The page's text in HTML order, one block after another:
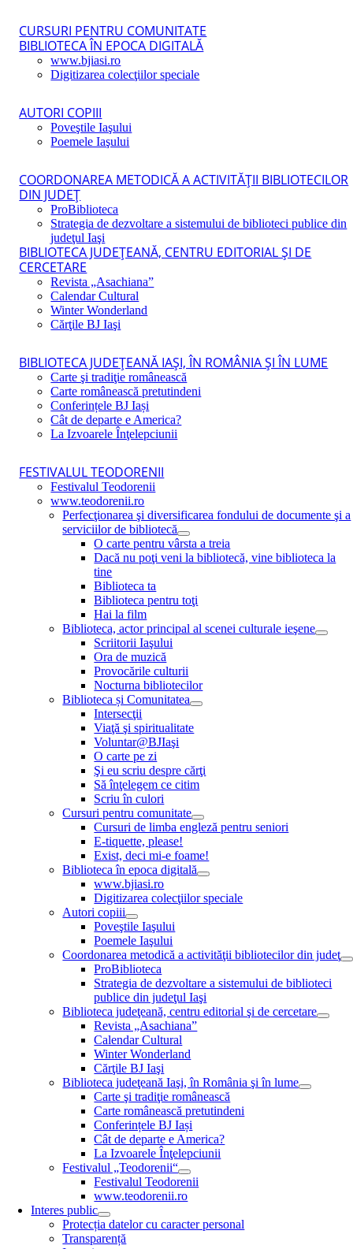
CURSURI PENTRU COMUNITATE
BIBLIOTECA ÎN EPOCA DIGITALĂ
www.bjiasi.ro
Digitizarea colecţiilor speciale
AUTORI COPIII
Poveştile Iaşului
Poemele Iaşului
COORDONAREA METODICĂ A ACTIVITĂŢII BIBLIOTECILOR
DIN JUDEŢ
ProBiblioteca
Strategia de dezvoltare a sistemului de biblioteci publice din
judeţul Iaşi
BIBLIOTECA JUDEŢEANĂ, CENTRU EDITORIAL ŞI DE
CERCETARE
Revista „Asachiana”
Calendar Cultural
Winter Wonderland
Cărţile BJ Iaşi
BIBLIOTECA JUDEŢEANĂ IAŞI, ÎN ROMÂNIA ŞI ÎN LUME
Carte şi tradiţie românească
Carte românească pretutindeni
Conferințele BJ Iași
Cât de departe e America?
La Izvoarele Înţelepciunii
FESTIVALUL TEODORENII
Festivalul Teodorenii
www.teodorenii.ro
Perfecţionarea şi diversificarea fondului de documente şi a
serviciilor de bibliotecă
O carte pentru vârsta a treia
Dacă nu poţi veni la bibliotecă, vine biblioteca la
tine
Biblioteca ta
Biblioteca pentru toţi
Hai la film
Biblioteca, actor principal al scenei culturale ieşene
Scriitorii Iaşului
Ora de muzică
Provocările culturii
Nocturna bibliotecilor
Biblioteca și Comunitatea
Intersecţii
Viaţă şi spiritualitate
Voluntar@BJIaşi
O carte pe zi
Şi eu scriu despre cărţi
Să înţelegem ce citim
Scriu în culori
Cursuri pentru comunitate
Cursuri de limba engleză pentru seniori
E-tiquette, please!
Exist, deci mi-e foame!
Biblioteca în epoca digitală
www.bjiasi.ro
Digitizarea colecţiilor speciale
Autori copiii
Poveştile Iaşului
Poemele Iaşului
Coordonarea metodică a activităţii bibliotecilor din judeţ
ProBiblioteca
Strategia de dezvoltare a sistemului de biblioteci
publice din judeţul Iaşi
Biblioteca judeţeană, centru editorial şi de cercetare
Revista „Asachiana”
Calendar Cultural
Winter Wonderland
Cărţile BJ Iaşi
Biblioteca judeţeană Iaşi, în România şi în lume
Carte şi tradiţie românească
Carte românească pretutindeni
Conferințele BJ Iași
Cât de departe e America?
La Izvoarele Înţelepciunii
Festivalul „Teodorenii“
Festivalul Teodorenii
www.teodorenii.ro
Interes public
Protecția datelor cu caracter personal
Transparență